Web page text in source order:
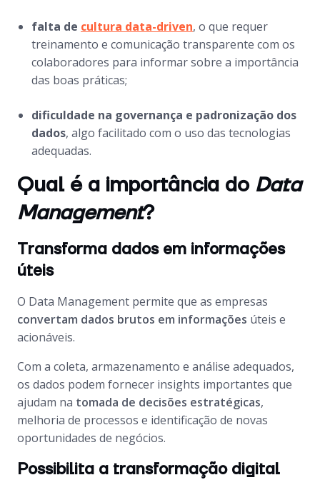
falta de cultura data-driven, o que requer
treinamento e comunicação transparente com os
colaboradores para informar sobre a importância
das boas práticas;
dificuldade na governança e padronização dos
dados, algo facilitado com o uso das tecnologias
adequadas.
Qual é a importância do Data
Management?
Transforma dados em informações
úteis
O Data Management permite que as empresas
convertam dados brutos em informações úteis e
acionáveis.
Com a coleta, armazenamento e análise adequados,
os dados podem fornecer insights importantes que
ajudam na tomada de decisões estratégicas,
melhoria de processos e identificação de novas
oportunidades de negócios.
Possibilita a transformação digital